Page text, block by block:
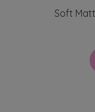
Soft